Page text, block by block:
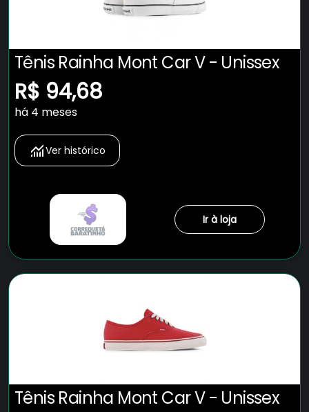
Tênis Rainha Mont Car V - Unissex
R$ 94,68
há 4 meses
Ver histórico
Ir à loja
Tênis Rainha Mont Car V - Unissex